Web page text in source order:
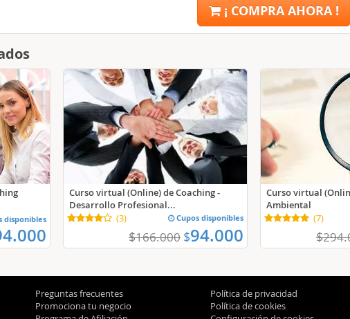
¡ COMPRA AHORA !
disponibles
Curso virtual (Online) de Coaching -
Desarrollo Profesional...
(3) Cupos disponibles
$166.000 $94.000
Curso virtual
Ambiental
(7)
$
Preguntas frecuentes
Promociona tu negocio
Política de privacidad
Política de cookies